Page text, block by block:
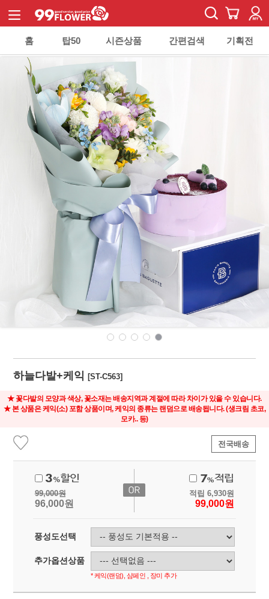
홈 탑50 시즌상품 간편검색 기획전
하늘다발+케익[ST-C563]
★ 꽃다발의 모양과 색상, 꽃소재는 배송지역과 계절에 따라 차이가 있을 수 있습니다.
★ 본 상품은 케익(소) 포함 상품이며, 케익의 종류는 랜덤으로 배송됩니다. (생크림 초코,
모카.. 등)
전국배송
99,000원
96,000원
적립 6,930원
99,000원
풍성도선택
추가옵션상품
* 케익(랜덤), 샴페인 , 장미 추가